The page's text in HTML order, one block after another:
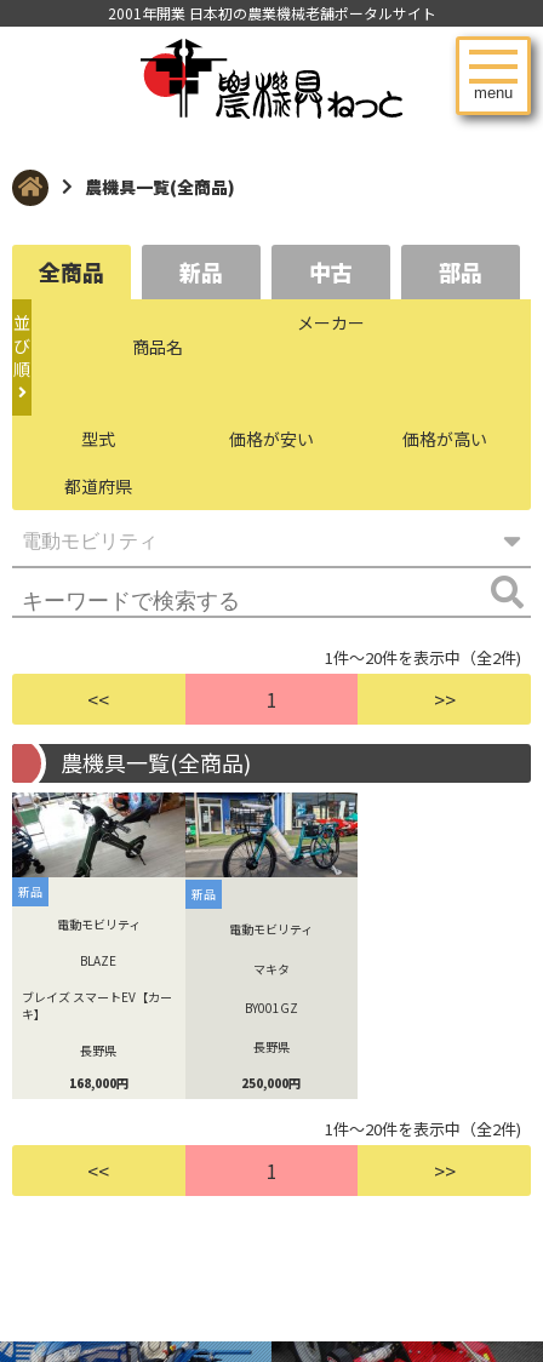
menu
2001年開業 日本初の農業機械老舗ポータルサイト
農機具一覧(全商品)
全商品 新品 中古 部品
並
び
順
商品名
メーカー
型式 価格が安い
価格が高い
都道府県
1件～20件を表示中（全2件)
<< 1 >>
農機具一覧(全商品)
新品
電動モビリティ
BLAZE
ブレイズ スマートEV【カー
キ】
長野県
168,000円
新品
電動モビリティ
マキタ
BY001GZ
長野県
250,000円
1件～20件を表示中（全2件)
<< 1 >>